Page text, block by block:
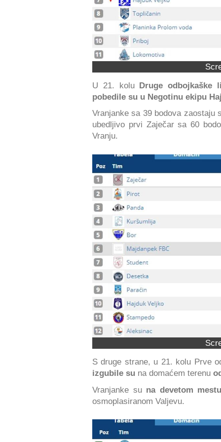
U 21. kolu Druge odbojkaške
pobedile su u Negotinu ekipu
Vranjanke sa 39 bodova zaostaju
ubedljivo prvi Zaječar sa 60
Vranju.
S druge strane, u 21. kolu Prve
izgubile su na domaćem terenu
Vranjanke su na devetom
osmoplasiranom Valjevu.